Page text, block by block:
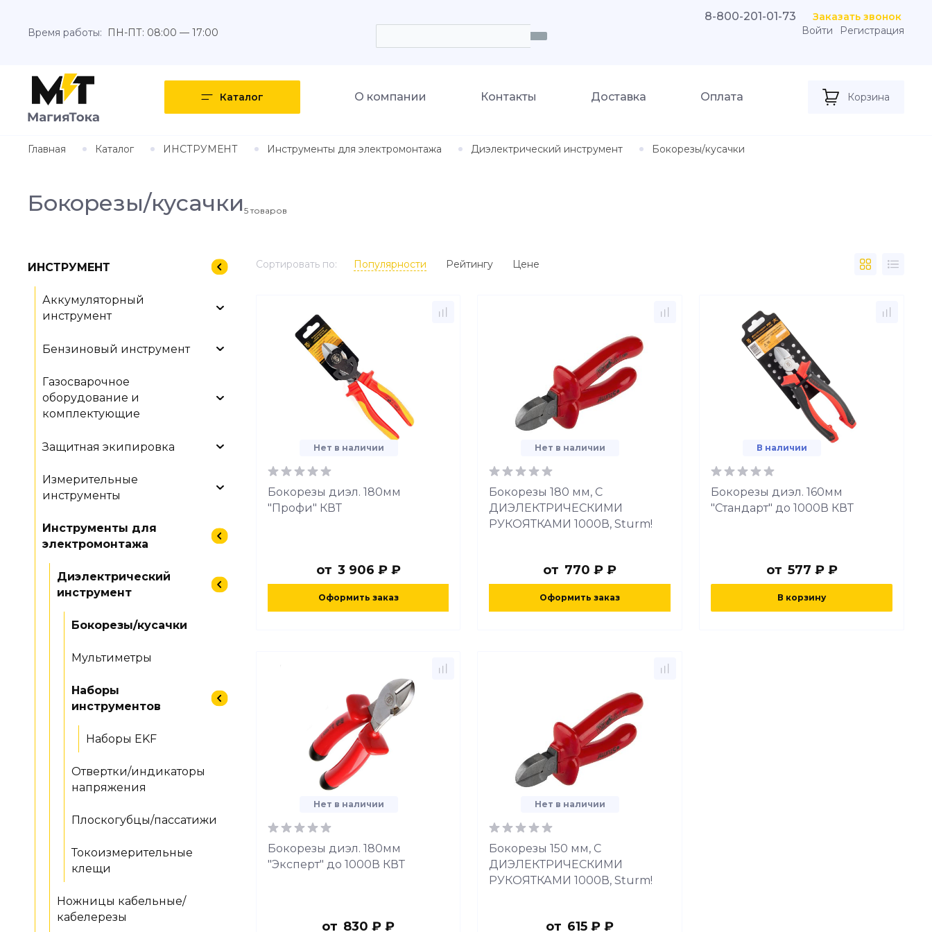
Время работы: ПН-ПТ: 08:00 — 17:00
8-800-201-01-73
Заказать звонок
Войти
Регистрация
Каталог О компании Контакты Доставка Оплата Корзина
Главная Каталог ИНСТРУМЕНТ Инструменты для электромонтажа Диэлектрический инструмент Бокорезы/кусачки
Бокорезы/кусачки 5товаров
ИНСТРУМЕНТ
Аккумуляторный
инструмент
Бензиновый инструмент
Газосварочное
оборудование и
комплектующие
Защитная экипировка
Измерительные
инструменты
Инструменты для
электромонтажа
Диэлектрический
инструмент
Бокорезы/кусачки
Мультиметры
Наборы
инструментов
Наборы EKF
Отвертки/индикаторы
напряжения
Плоскогубцы/пассатижи
Токоизмерительные
клещи
Ножницы кабельные/
кабелерезы
Сортировать по: Популярности Рейтингу Цене
Нет в наличии
Бокорезы диэл. 180мм
"Профи" КВТ
от 3 906 ₽ ₽
Оформить заказ
Нет в наличии
Бокорезы 180 мм, С
ДИЭЛЕКТРИЧЕСКИМИ
РУКОЯТКАМИ 1000В, Sturm!
от 770 ₽ ₽
Оформить заказ
В наличии
Бокорезы диэл. 160мм
"Стандарт" до 1000В КВТ
от 577 ₽ ₽
В корзину
Нет в наличии
Бокорезы диэл. 180мм
"Эксперт" до 1000В КВТ
от 830 ₽ ₽
Нет в наличии
Бокорезы 150 мм, С
ДИЭЛЕКТРИЧЕСКИМИ
РУКОЯТКАМИ 1000В, Sturm!
от 615 ₽ ₽